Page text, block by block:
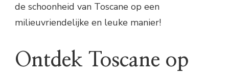
de schoonheid van Toscane op een
milieuvriendelijke en leuke manier!
Ontdek Toscane op